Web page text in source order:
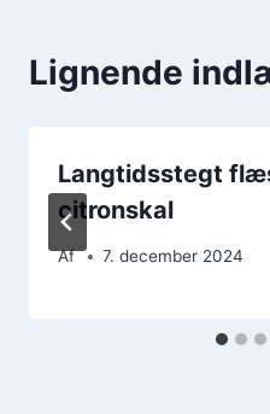
Lignende
Langtidsstegt
citronskal
Af 7. december 2024